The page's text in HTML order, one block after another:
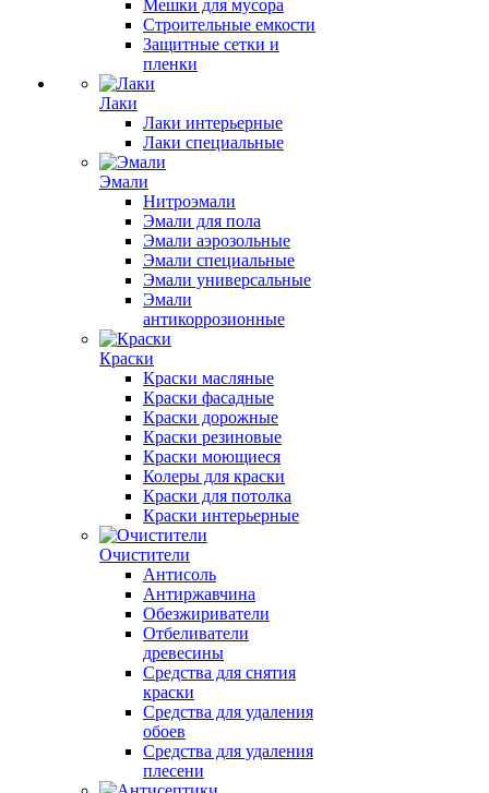
Мешки для мусора
Строительные емкости
Защитные сетки и
пленки
Лаки
Лаки интерьерные
Лаки специальные
Эмали
Нитроэмали
Эмали для пола
Эмали аэрозольные
Эмали специальные
Эмали универсальные
Эмали
антикоррозионные
Краски
Краски масляные
Краски фасадные
Краски дорожные
Краски резиновые
Краски моющиеся
Колеры для краски
Краски для потолка
Краски интерьерные
Очистители
Антисоль
Антиржавчина
Обезжириватели
Отбеливатели
древесины
Средства для снятия
краски
Средства для удаления
обоев
Средства для удаления
плесени